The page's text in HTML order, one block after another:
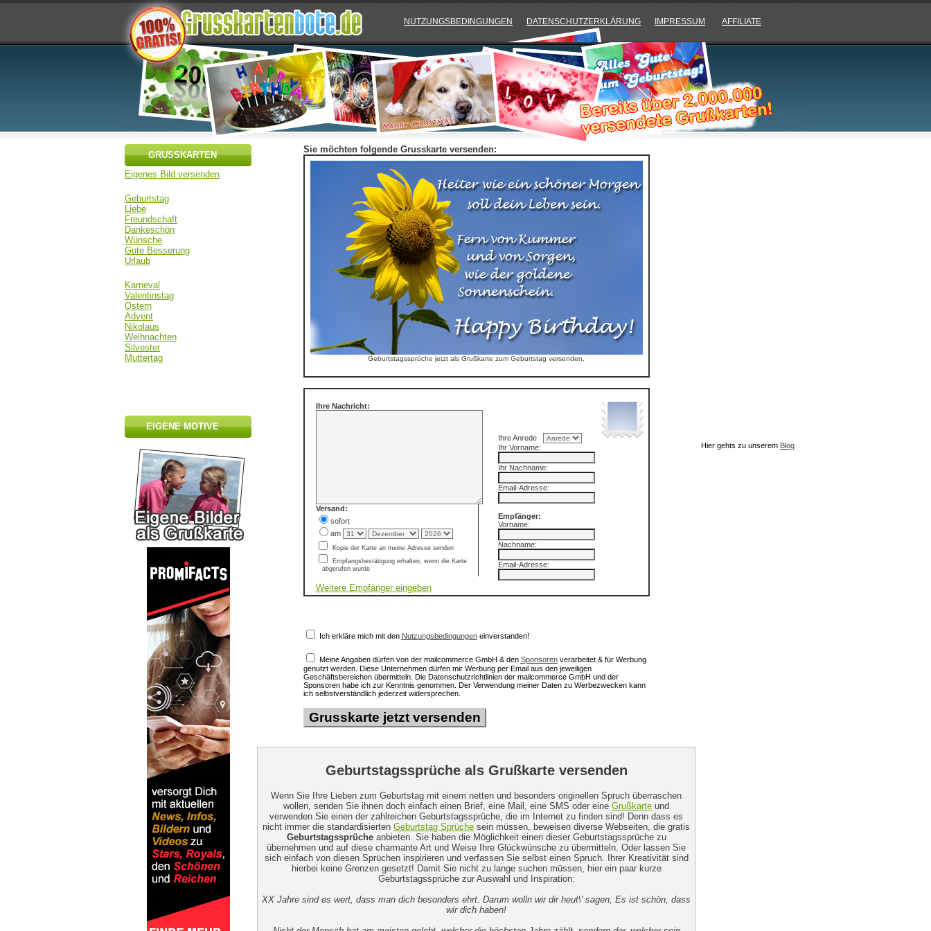
NUTZUNGSBEDINGUNGEN DATENSCHUTZERKLÄRUNG IMPRESSUM AFFILIATE
GRUSSKARTEN
Eigenes Bild versenden
Geburtstag
Liebe
Freundschaft
Dankeschön
Wünsche
Gute Besserung
Urlaub
Karneval
Valentinstag
Ostern
Advent
Nikolaus
Weihnachten
Silvester
Muttertag
EIGENE MOTIVE
Sie möchten folgende Grusskarte versenden:
Geburtstagssprüche jetzt als Grußkarte zum Geburtstag versenden.
Ihre Nachricht:
Versand:
sofort
am
Kopie der Karte an meine Adresse senden
Empfangsbestätigung erhalten, wenn die Karte
abgerufen wurde
Weitere Empfänger eingeben
Ihre Anrede
Ihr Vorname:
Ihr Nachname:
Email-Adresse:
Empfänger:
Vorname:
Nachname:
Email-Adresse:
Ich erkläre mich mit den Nutzungsbedingungeneinverstanden!
Meine Angaben dürfen von der mailcommerce GmbH & den Sponsorenverarbeitet & für Werbung
genutzt werden. Diese Unternehmen dürfen mir Werbung per Email aus den jeweiligen
Geschäftsbereichen übermitteln. Die Datenschutzrichtlinien der mailcommerce GmbH und der
Sponsoren habe ich zur Kenntnis genommen. Der Verwendung meiner Daten zu Werbezwecken kann
ich selbstverständlich jederzeit widersprechen.
Geburtstagssprüche als Grußkarte versenden
Wenn Sie Ihre Lieben zum Geburtstag mit einem netten und besonders originellen Spruch überraschen
wollen, senden Sie ihnen doch einfach einen Brief, eine Mail, eine SMS oder eine Grußkarte und
verwenden Sie einen der zahlreichen Geburtstagssprüche, die im Internet zu finden sind! Denn dass es
nicht immer die standardisierten Geburtstag Sprüche sein müssen, beweisen diverse Webseiten, die gratis
Geburtstagssprücheanbieten. Sie haben die Möglichkeit einen dieser Geburtstagssprüche zu
übernehmen und auf diese charmante Art und Weise Ihre Glückwünsche zu übermitteln. Oder lassen Sie
sich einfach von diesen Sprüchen inspirieren und verfassen Sie selbst einen Spruch. Ihrer Kreativität sind
hierbei keine Grenzen gesetzt! Damit Sie nicht zu lange suchen müssen, hier ein paar kurze
Geburtstagssprüche zur Auswahl und Inspiration:
XX Jahre sind es wert, dass man dich besonders ehrt. Darum wolln wir dir heut\' sagen, Es ist schön, dass
wir dich haben!
Hier gehts zu unserem Blog